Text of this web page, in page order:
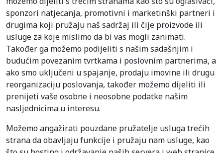
sponzori natjecanja, promotivni i marketinški partneri i
drugima koji pružaju naš sadržaj ili čije proizvode ili
usluge za koje mislimo da bi vas mogli zanimati.
Također ga možemo podijeliti s našim sadašnjim i
budućim povezanim tvrtkama i poslovnim partnerima, a
ako smo uključeni u spajanje, prodaju imovine ili drugu
reorganizaciju poslovanja, također možemo dijeliti ili
prenijeti vaše osobne i neosobne podatke našim
nasljednicima u interesu.
Možemo angažirati pouzdane pružatelje usluga trećih
strana da obavljaju funkcije i pružaju nam usluge, kao